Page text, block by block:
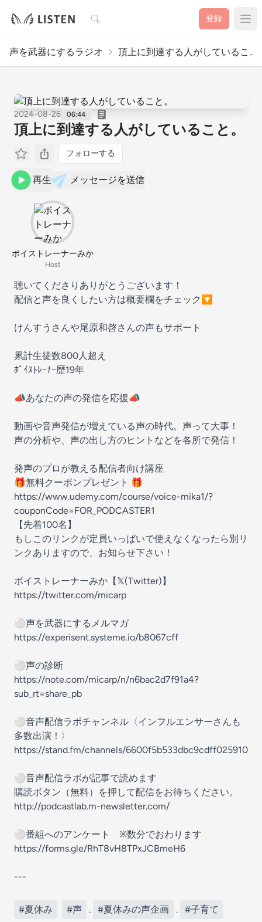
検索 登録
声を武器にするラジオ 頂上に到達する人がしているこ..
2024-08-26 06:44
頂上に到達する人がしていること。
フォローする
再生 メッセージを送信
ボイストレーナーみか
Host
聴いてくださりありがとうございます！
配信と声を良くしたい方は概要欄をチェック🔽
けんすうさんや尾原和啓さんの声もサポート
累計生徒数800人超え
ﾎﾞｲｽﾄﾚｰﾅｰ歴19年
📣あなたの声の発信を応援📣
動画や音声発信が増えている声の時代。声って大事！
声の分析や、声の出し方のヒントなどを各所で発信！
発声のプロが教える配信者向け講座
🎁無料クーポンプレゼント 🎁
https://www.udemy.com/course/voice-mika1/?
couponCode=FOR_PODCASTER1
【先着100名】
もしこのリンクが定員いっぱいで使えなくなったら別リ
ンクありますので、お知らせ下さい！
ボイストレーナーみか【𝕏(Twitter)】
https://twitter.com/micarp
⚪️声を武器にするメルマガ
https://experisent.systeme.io/b8067cff
⚪️声の診断
https://note.com/micarp/n/n6bac2d7f91a4?
sub_rt=share_pb
⚪️音声配信ラボチャンネル〈インフルエンサーさんも
多数出演！〉
https://stand.fm/channels/6600f5b533dbc9cdff025910
⚪️音声配信ラボが記事で読めます
購読ボタン（無料）を押して配信をお待ちください。
http://podcastlab.m-newsletter.com/
⚪️番組へのアンケート ※数分でおわります
https://forms.gle/RhT8vH8TPxJCBmeH6
---
#夏休み #声 . #夏休みの声企画 .
#子育て